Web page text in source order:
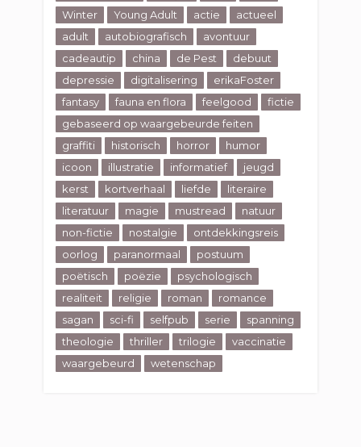
Winter
Young Adult actie
actueel
adult
autobiografisch
avontuur
cadeautip
china de Pest
debuut
depressie
digitalisering
erikaFoster
fantasy
fauna en flora feelgood
fictie
gebaseerd op waargebeurde feiten
graffiti
historisch horror
humor
icoon
illustratie informatief
jeugd
kerst
kortverhaal liefde
literaire
literatuur
magie mustread
natuur
non-fictie
nostalgie
ontdekkingsreis
oorlog
paranormaal
postuum
poëtisch
poëzie
psychologisch
realiteit
religie roman
romance
sagan
sci-fi selfpub serie
spanning
theologie
thriller trilogie
vaccinatie
waargebeurd
wetenschap